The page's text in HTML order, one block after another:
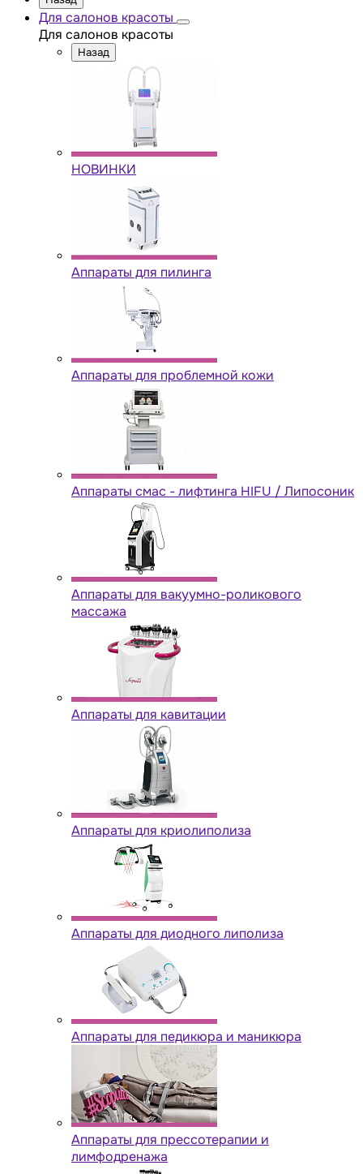
Для салонов красоты
Для салонов красоты
Назад
НОВИНКИ
Аппараты для пилинга
Аппараты для проблемной кожи
Аппараты cмас - лифтинга HIFU / Липосоник
Аппараты для вакуумно-роликового
массажа
Аппараты для кавитации
Аппараты для криолиполиза
Аппараты для диодного липолиза
Аппараты для педикюра и маникюра
Аппараты для прессотерапии и
лимфодренажа